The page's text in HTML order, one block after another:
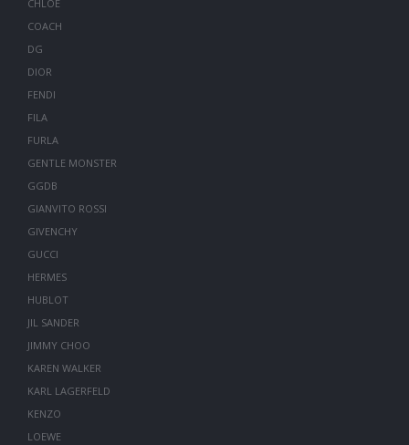
CHLOE
COACH
DG
DIOR
FENDI
FILA
FURLA
GENTLE MONSTER
GGDB
GIANVITO ROSSI
GIVENCHY
GUCCI
HERMES
HUBLOT
JIL SANDER
JIMMY CHOO
KAREN WALKER
KARL LAGERFELD
KENZO
LOEWE